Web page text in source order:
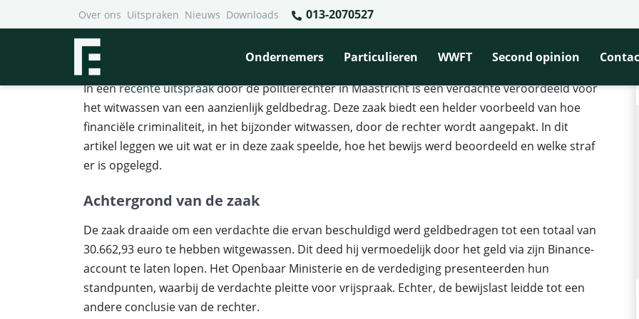
Over ons Uitspraken Nieuws Downloads 013-2070527
Ondernemers Particulieren WWFT Second opinion
Financieel Recht Advocaten>Uitspraken>Witwassen door middel van Binance-account
Witwassen door middel van Binance-account
In eenrecente uitspraakdoor de politierechter in Maastricht is een verdachte veroordeeld voor
het witwassen van een aanzienlijk geldbedrag. Deze zaak biedt een helder voorbeeld van hoe
financiële criminaliteit, in het bijzonder witwassen, door de rechter wordt aangepakt. In dit
artikel leggen we uit wat er in deze zaak speelde, hoe het bewijs werd beoordeeld en welke straf
er is opgelegd.
Achtergrond van de zaak
De zaak draaide om een verdachte die ervan beschuldigd werd geldbedragen tot een totaal van
30.662,93 euro te hebben witgewassen. Dit deed hij vermoedelijk door het geld via zijn Binance-
account te laten lopen. Het Openbaar Ministerie en de verdediging presenteerden hun
standpunten, waarbij de verdachte pleitte voor vrijspraak. Echter, de bewijslast leidde tot een
andere conclusie van de rechter.